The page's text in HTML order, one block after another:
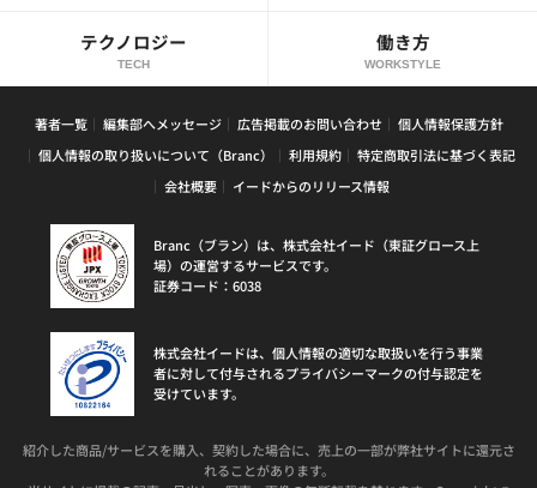
テクノロジー
TECH
働き方
WORKSTYLE
著者一覧 編集部へメッセージ 広告掲載のお問い合わせ
個人情報保護方針
個人情報の取り扱いについて（Branc）
利用規約
特定商取引法に基づく表記
会社概要
イードからのリリース情報
Branc（ブラン）は、株式会社イード（東証グロース上
場）の運営するサービスです。
証券コード：6038
株式会社イードは、個人情報の適切な取扱いを行う事業
者に対して付与されるプライバシーマークの付与認定を
受けています。
紹介した商品/サービスを購入、契約した場合に、売上の一部が弊社サイトに還元さ
れることがあります。